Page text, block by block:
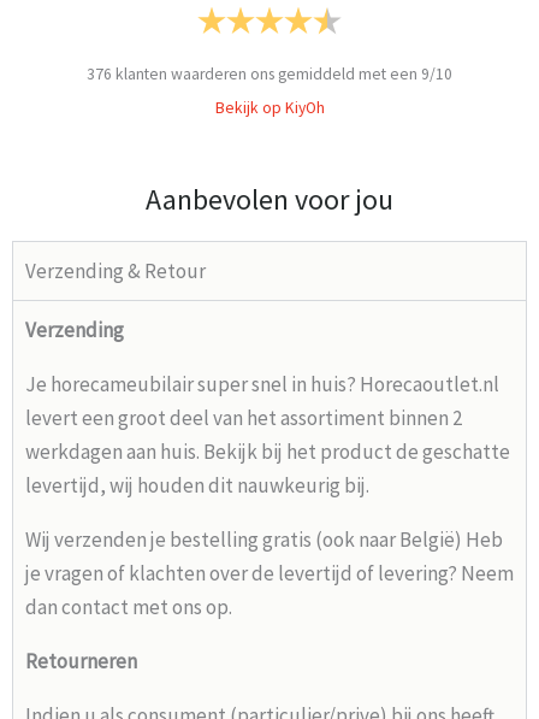
376 klanten waarderen ons gemiddeld met een 9/10
Bekijk op KiyOh
Aanbevolen voor jou
Verzending & Retour
Verzending
Je horecameubilair super snel in huis? Horecaoutlet.nl
levert een groot deel van het assortiment binnen 2
werkdagen aan huis. Bekijk bij het product de geschatte
levertijd, wij houden dit nauwkeurig bij.
Wij verzenden je bestelling gratis (ook naar België) Heb
je vragen of klachten over de levertijd of levering? Neem
dan contact met ons op.
Retourneren